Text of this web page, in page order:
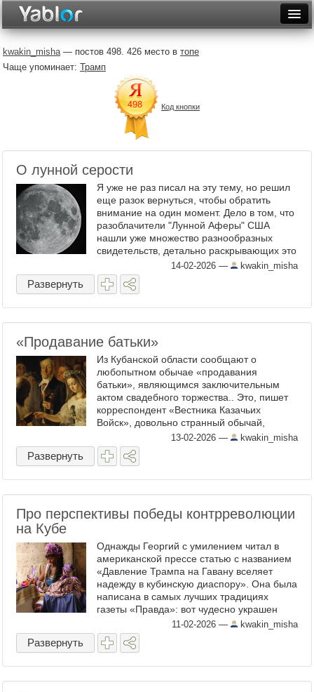
Месяц
Рейтинги
Архив
Видеотоп
kwakin_misha— постов 498. 426 место в топе
Чаще упоминает: Трамп
Код кнопки
О лунной серости
Я уже не раз писал на эту тему, но решил
еще разок вернуться, чтобы обратить
внимание на один момент. Дело в том, что
разоблачители "Лунной Аферы" США
нашли уже множество разнообразных
свидетельств, детально раскрывающих это
фантастическое (по своим масштабам)
мошенничество.. Вся ...
14-02-2026 — kwakin_misha
Развернуть
«Продавание батьки»
Из Кубанской области сообщают о
любопытном обычае «продавания
батьки», являющимся заключительным
актом свадебного торжества.. Это, пишет
корреспондент «Вестника Казачьих
Войск», довольно странный обычай,
который состоит в том, что перепившиеся
в конец гости берут какой-нибудь ...
13-02-2026 — kwakin_misha
Развернуть
Про перспективы победы контрреволюции
на Кубе
Однажды Георгий с умилением читал в
американской прессе статью с названием
«Давление Трампа на Гавану вселяет
надежду в кубинскую диаспору». Она была
написана в самых лучших традициях
газеты «Правда»: вот чудесно украшен
Париж к Рождеству, но что-то не радует
блеск рождественских витрин ...
11-02-2026 — kwakin_misha
Развернуть